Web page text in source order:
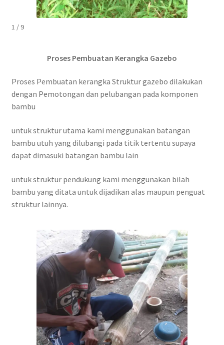
1 / 9
Proses Pembuatan Kerangka Gazebo
Proses Pembuatan kerangka Struktur gazebo dilakukan
dengan Pemotongan dan pelubangan pada komponen
bambu
untuk struktur utama kami menggunakan batangan
bambu utuh yang dilubangi pada titik tertentu supaya
dapat dimasuki batangan bambu lain
untuk struktur pendukung kami menggunakan bilah
bambu yang ditata untuk dijadikan alas maupun penguat
struktur lainnya.